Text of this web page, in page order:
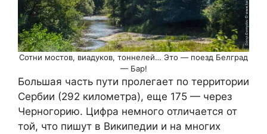
Сотни мостов, виадуков, тоннелей… Это — поезд Белград
— Бар!
Большая часть пути пролегает по территории
Сербии (292 километра), еще 175 — через
Черногорию. Цифра немного отличается от
той, что пишут в Википедии и на многих